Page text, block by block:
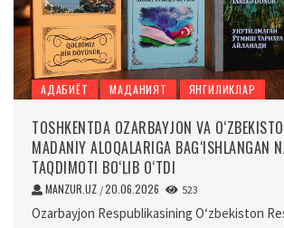
АДАБИЁТ МАДАНИЯТ ЯНГИЛИКЛАР
TOSHKENTDA OZARBAYJON VA
MADANIY ALOQALARIGA BAG‘ISHLANGAN
TAQDIMOTI BO‘LIB O‘TDI
MANZUR.UZ /20.06.2026 523
Ozarbayjon Respublikasining O‘zbekiston